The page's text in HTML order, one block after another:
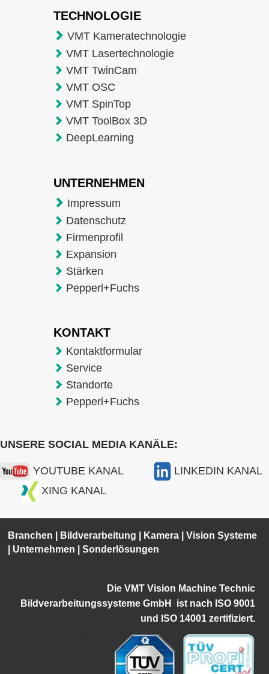
TECHNOLOGIE
VMT Kameratechnologie
VMT Lasertechnologie
VMT TwinCam
VMT OSC
VMT SpinTop
VMT ToolBox 3D
DeepLearning
UNTERNEHMEN
Impressum
Datenschutz
Firmenprofil
Expansion
Stärken
Pepperl+Fuchs
KONTAKT
Kontaktformular
Service
Standorte
Pepperl+Fuchs
UNSERE SOCIAL MEDIA KANÄLE:
YOUTUBE KANAL
LINKEDIN KANAL
XING KANAL
Branchen Bildverarbeitung Kamera |Vision Systeme
Unternehmen |Sonderlösungen
Die VMT Vision Machine Technic
Bildverarbeitungssysteme GmbH istnach ISO 9001
und ISO 14001 zertifiziert.